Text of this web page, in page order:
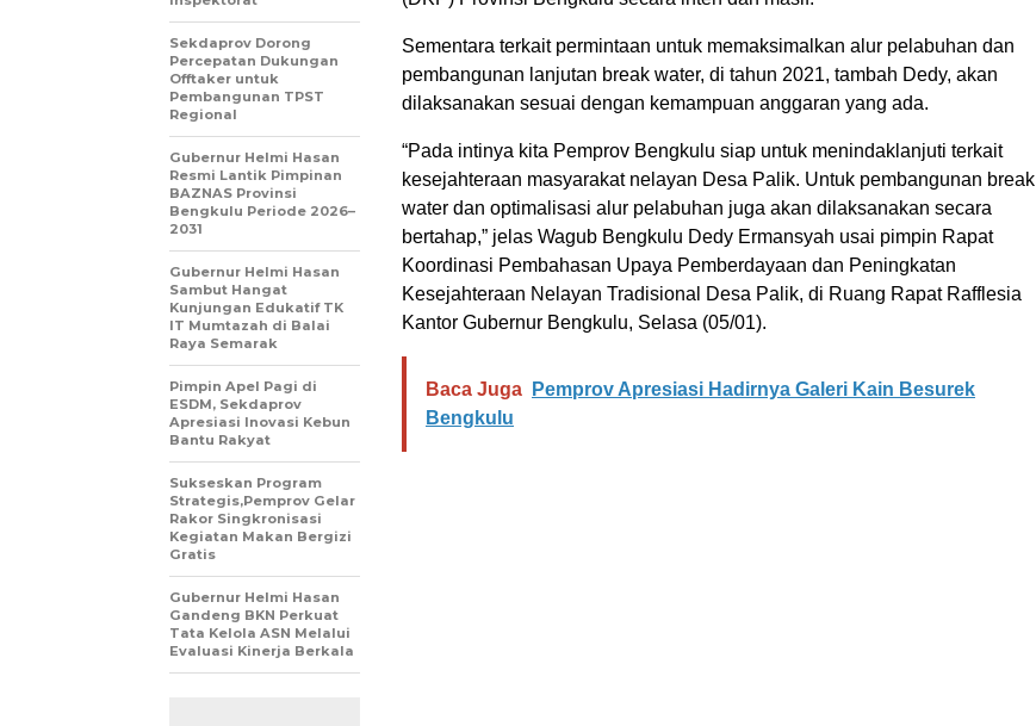
Sementara terkait permintaan untuk memaksimalkan alur pelabuhan dan
pembangunan lanjutan break water, di tahun 2021, tambah Dedy, akan
dilaksanakan sesuai dengan kemampuan anggaran yang ada.
“Pada intinya kita Pemprov Bengkulu siap untuk menindaklanjuti terkait
kesejahteraan masyarakat nelayan Desa Palik. Untuk pembangunan break
water dan optimalisasi alur pelabuhan juga akan dilaksanakan secara
bertahap,” jelas Wagub Bengkulu Dedy Ermansyah usai pimpin Rapat
Koordinasi Pembahasan Upaya Pemberdayaan dan Peningkatan
Kesejahteraan Nelayan Tradisional Desa Palik, di Ruang Rapat Rafflesia
Kantor Gubernur Bengkulu, Selasa (05/01).
Baca Juga
Pemprov Apresiasi Hadirnya Galeri Kain Besurek
Bengkulu
Sekdaprov Dorong
Percepatan Dukungan
Offtaker untuk
Pembangunan TPST
Regional
Gubernur Helmi Hasan
Resmi Lantik Pimpinan
BAZNAS Provinsi
Bengkulu Periode 2026–
2031
Gubernur Helmi Hasan
Sambut Hangat
Kunjungan Edukatif TK
IT Mumtazah di Balai
Raya Semarak
Pimpin Apel Pagi di
ESDM, Sekdaprov
Apresiasi Inovasi Kebun
Bantu Rakyat
Sukseskan Program
Strategis,Pemprov Gelar
Rakor Singkronisasi
Kegiatan Makan Bergizi
Gratis
Gubernur Helmi Hasan
Gandeng BKN Perkuat
Tata Kelola ASN Melalui
Evaluasi Kinerja Berkala